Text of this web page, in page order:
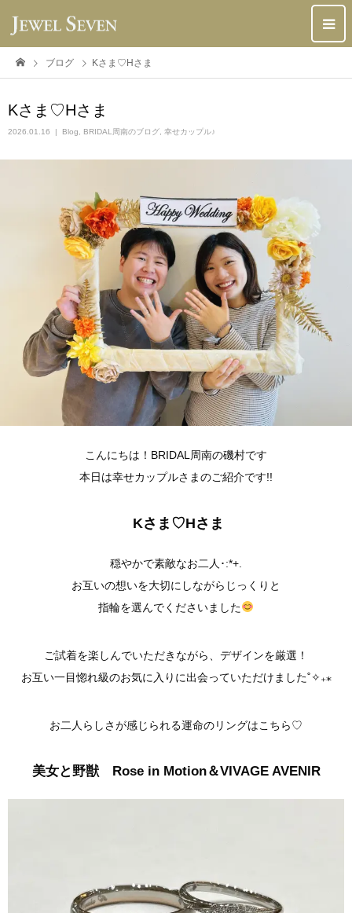
ブログ Kさま♡Hさま
Kさま♡Hさま
2026.01.16 Blog BRIDAL周南のブログ 幸せカップル♪
こんにちは！BRIDAL周南の磯村です
本日は幸せカップルさまのご紹介です!!
Kさま♡Hさま
穏やかで素敵なお二人･:*+.
お互いの想いを大切にしながらじっくりと
指輪を選んでくださいました
ご試着を楽しんでいただきながら、デザインを厳選！
お互い一目惚れ級のお気に入りに出会っていただけました˚✧₊⁎
お二人らしさが感じられる運命のリングはこちら♡
美女と野獣 Rose in Motion＆VIVAGE AVENIR